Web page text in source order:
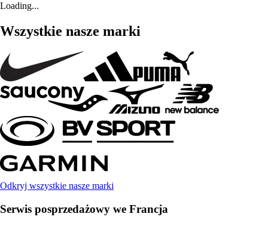
Loading...
Wszystkie nasze marki
Odkryj wszystkie nasze marki
Serwis posprzedażowy we Francja